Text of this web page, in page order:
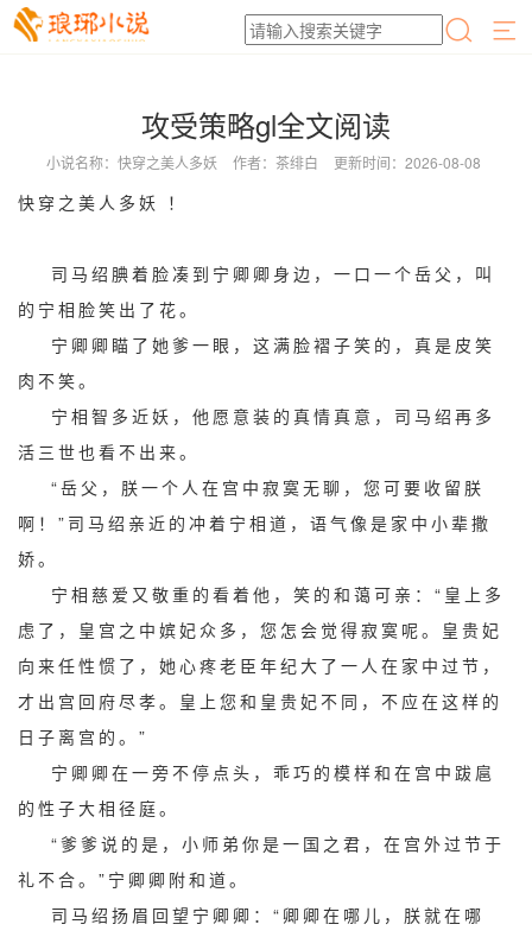
攻受策略gl全文阅读
小说名称：快穿之美人多妖 作者：茶绯白 更新时间：2026-08-08
快穿之美人多妖 ！
司马绍腆着脸凑到宁卿卿身边，一口一个岳父，叫
的宁相脸笑出了花。
宁卿卿瞄了她爹一眼，这满脸褶子笑的，真是皮笑
肉不笑。
宁相智多近妖，他愿意装的真情真意，司马绍再多
活三世也看不出来。
“岳父，朕一个人在宫中寂寞无聊，您可要收留朕
啊！”司马绍亲近的冲着宁相道，语气像是家中小辈撒
娇。
宁相慈爱又敬重的看着他，笑的和蔼可亲：“皇上多
虑了，皇宫之中嫔妃众多，您怎会觉得寂寞呢。皇贵妃
向来任性惯了，她心疼老臣年纪大了一人在家中过节，
才出宫回府尽孝。皇上您和皇贵妃不同，不应在这样的
日子离宫的。”
宁卿卿在一旁不停点头，乖巧的模样和在宫中跋扈
的性子大相径庭。
“爹爹说的是，小师弟你是一国之君，在宫外过节于
礼不合。”宁卿卿附和道。
司马绍扬眉回望宁卿卿：“卿卿在哪儿，朕就在哪